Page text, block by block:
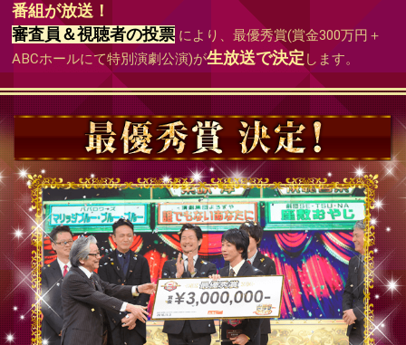
番組が放送！
審査員＆視聴者の投票 により、最優秀賞(賞金300万円＋
ABCホールにて特別演劇公演)が生放送で決定 します。